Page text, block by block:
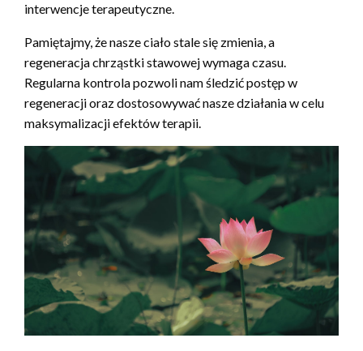
interwencje terapeutyczne.
Pamiętajmy, że nasze ciało stale się zmienia, a
regeneracja chrząstki stawowej wymaga czasu.
Regularna kontrola pozwoli nam śledzić postęp w
regeneracji oraz dostosowywać nasze działania w celu
maksymalizacji efektów terapii.